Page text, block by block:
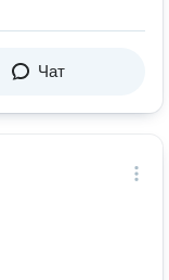
Чат